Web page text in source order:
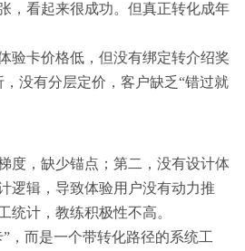
，看起来很成功。但真正转化成年
验卡价格低，但没有绑定转介绍奖
没有分层定价，客户缺乏“错过就
度，缺少锚点；第二，没有设计体
逻辑，导致体验用户没有动力推
统计，教练积极性不高。
，而是一个带转化路径的系统工